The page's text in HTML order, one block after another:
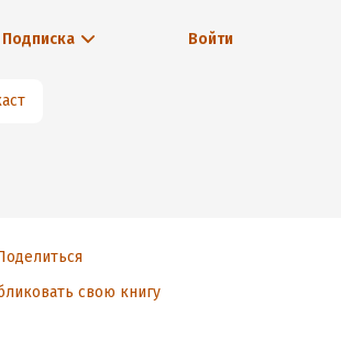
Подписка Войти
свою книгу